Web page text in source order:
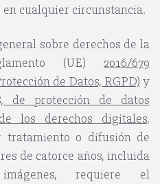
cualquier circunstancia.
sobre derechos de la
(UE) 2016/679
de Datos, RGPD) y
de protección de datos
los derechos digitales,
tratamiento o difusión de
de catorce años, incluida
requiere el